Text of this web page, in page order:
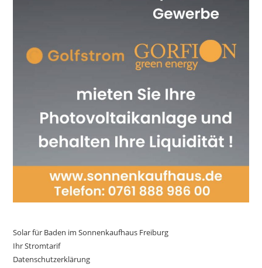
Solar für Baden im Sonnenkaufhaus Freiburg
Ihr Stromtarif
Datenschutzerklärung